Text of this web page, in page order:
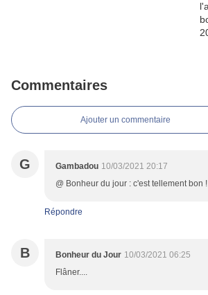
Commentaires
Ajouter un commentaire
G Gambadou 10/03/2021 20:17
@ Bonheur du jour : c'est tellement bon !
Répondre
B Bonheur du Jour 10/03/2021 06:25
Flâner....